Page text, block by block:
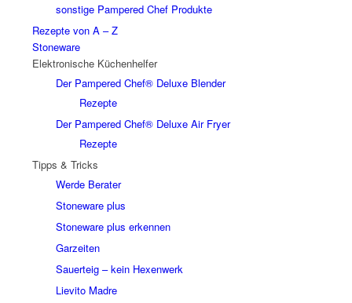
sonstige Pampered Chef Produkte
Rezepte von A – Z
Stoneware
Elektronische Küchenhelfer
Der Pampered Chef® Deluxe Blender
Rezepte
Der Pampered Chef® Deluxe Air Fryer
Rezepte
Tipps & Tricks
Werde Berater
Stoneware plus
Stoneware plus erkennen
Garzeiten
Sauerteig – kein Hexenwerk
Lievito Madre